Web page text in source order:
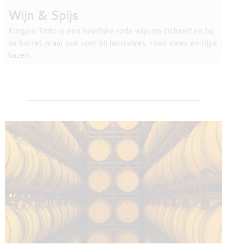
Wijn & Spijs
Kingpin Tinto is een heerlijke rode wijn op zichzelf en bij
de borrel, maar ook voor bij lamsvlees, rood vlees en rijpe
kazen.